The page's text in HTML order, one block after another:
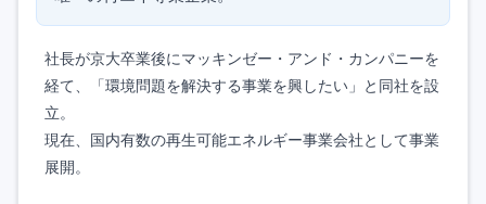
社長が京大卒業後にマッキンゼー・アンド・カンパニーを
経て、「環境問題を解決する事業を興したい」と同社を設
立。
現在、国内有数の再生可能エネルギー事業会社として事業
展開。